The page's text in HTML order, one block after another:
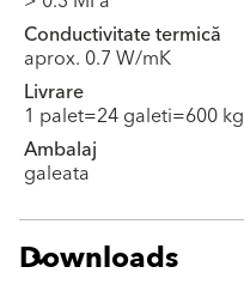
Conductivitate termică
aprox. 0.7 W/mK
Livrare
1 palet=24 galeti=600 kg
Ambalaj
galeata
Downloads